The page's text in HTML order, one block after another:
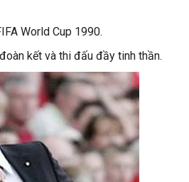
World Cup 1990.
kết và thi đấu đầy tinh thần.